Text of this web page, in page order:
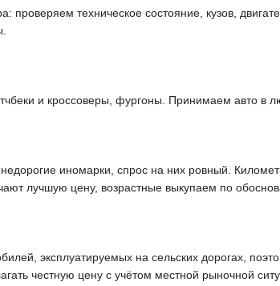
техническое состояние, кузов,
и кроссоверы, фургоны. Принимаем авто в
иномарки, спрос на них ровный.
лучшую цену, возрастные выкупаем по
эксплуатируемых на сельских дорогах,
честную цену с учётом местной рыночной